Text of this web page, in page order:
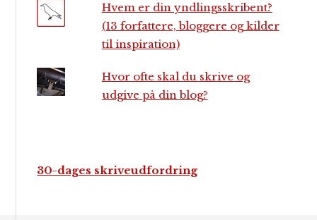
Hvem er din yndlingsskribent?
(13 forfattere, bloggere og kilder
til inspiration)
Hvor ofte skal du skrive og
udgive på din blog?
30-dages skriveudfordring